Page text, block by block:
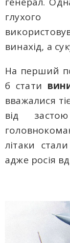
глухого
винахід, а
На перший
б стати
вважалися
від
літаки
адже росія